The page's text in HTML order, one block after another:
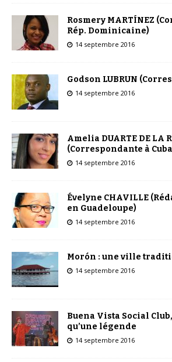
Rosmery MARTÍNEZ
Rép. Dominicaine)
14 septembre 2016
Godson LUBRUN
14 septembre 2016
Amelia DUARTE DE LA
(Correspondante à
14 septembre 2016
Évelyne CHAVILLE
en Guadeloupe)
14 septembre 2016
Morón : une ville
14 septembre 2016
Buena Vista Social
qu’une légende
14 septembre 2016